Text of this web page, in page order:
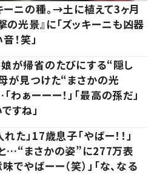
ーニの種。→土に植えて3ヶ月
光景』に「ズッキーニも凶器
！笑」
が帰省のたびにする“隠し
が見つけた“まさかの光
ぁーーー！」「最高の孫だ」
すね」
た」17歳息子「やばー！！」
…“まさかの姿”に277万表
でやばーー（笑）」「な、なる